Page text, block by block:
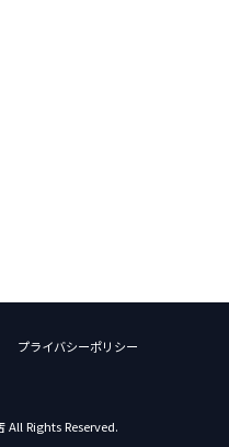
プライバシーポリシー
All Rights Reserved.